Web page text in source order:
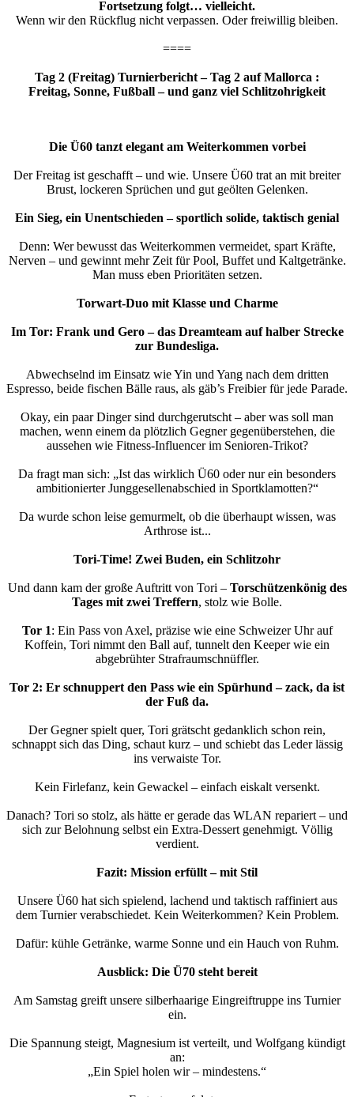
Fortsetzung folgt… vielleicht.
Wenn wir den Rückflug nicht verpassen. Oder freiwillig bleiben.
====
Tag 2 (Freitag) Turnierbericht – Tag 2 auf Mallorca :
Freitag, Sonne, Fußball – und ganz viel Schlitzohrigkeit
Die Ü60 tanzt elegant am Weiterkommen vorbei
Der Freitag ist geschafft – und wie. Unsere Ü60 trat an mit breiter
Brust, lockeren Sprüchen und gut geölten Gelenken.
Ein Sieg, ein Unentschieden – sportlich solide, taktisch genial
Denn: Wer bewusst das Weiterkommen vermeidet, spart Kräfte,
Nerven – und gewinnt mehr Zeit für Pool, Buffet und Kaltgetränke.
Man muss eben Prioritäten setzen.
Torwart-Duo mit Klasse und Charme
Im Tor: Frank und Gero – das Dreamteam auf halber Strecke
zur Bundesliga.
Abwechselnd im Einsatz wie Yin und Yang nach dem dritten
Espresso, beide fischen Bälle raus, als gäb’s Freibier für jede Parade.
Okay, ein paar Dinger sind durchgerutscht – aber was soll man
machen, wenn einem da plötzlich Gegner gegenüberstehen, die
aussehen wie Fitness-Influencer im Senioren-Trikot?
Da fragt man sich: „Ist das wirklich Ü60 oder nur ein besonders
ambitionierter Junggesellenabschied in Sportklamotten?“
Da wurde schon leise gemurmelt, ob die überhaupt wissen, was
Arthrose ist...
Tori-Time! Zwei Buden, ein Schlitzohr
Und dann kam der große Auftritt von Tori – Torschützenkönig des
Tages mit zwei Treffern, stolz wie Bolle.
Tor 1: Ein Pass von Axel, präzise wie eine Schweizer Uhr auf
Koffein, Tori nimmt den Ball auf, tunnelt den Keeper wie ein
abgebrühter Strafraumschnüffler.
Tor 2: Er schnuppert den Pass wie ein Spürhund – zack, da ist
der Fuß da.
Der Gegner spielt quer, Tori grätscht gedanklich schon rein,
schnappt sich das Ding, schaut kurz – und schiebt das Leder lässig
ins verwaiste Tor.
Kein Firlefanz, kein Gewackel – einfach eiskalt versenkt.
Danach? Tori so stolz, als hätte er gerade das WLAN repariert – und
sich zur Belohnung selbst ein Extra-Dessert genehmigt. Völlig
verdient.
Fazit: Mission erfüllt – mit Stil
Unsere Ü60 hat sich spielend, lachend und taktisch raffiniert aus
dem Turnier verabschiedet. Kein Weiterkommen? Kein Problem.
Dafür: kühle Getränke, warme Sonne und ein Hauch von Ruhm.
Ausblick: Die Ü70 steht bereit
Am Samstag greift unsere silberhaarige Eingreiftruppe ins Turnier
ein.
Die Spannung steigt, Magnesium ist verteilt, und Wolfgang kündigt
an:
„Ein Spiel holen wir – mindestens.“